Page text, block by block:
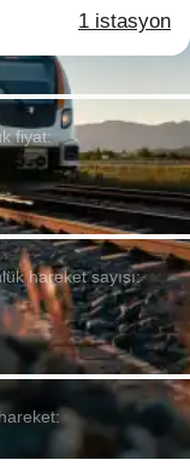
1 istasyon
fiyat:
hareket sayısı: